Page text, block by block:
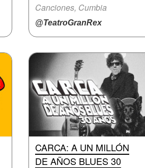
Canciones, Cumbia
@TeatroGranRex
CARCA: A UN MILLÓN
DE AÑOS BLUES 30